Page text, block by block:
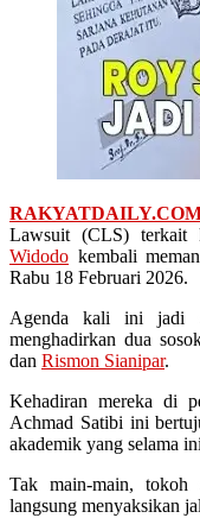
Lawsuit (CLS) terkait
Widodo kembali
Rabu 18 Februari 2026.
Agenda kali ini jadi
menghadirkan dua
dan Rismon Sianipar.
Kehadiran mereka di
Achmad Satibi ini
akademik yang selama
Tak main-main, tokoh
langsung menyaksikan